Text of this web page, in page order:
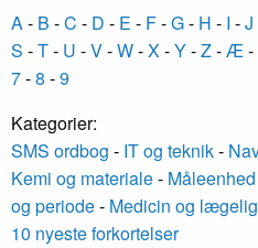
A- B -C - D - E - F-G- H - I -J
S -T- U -V-W-X-Y-Z-Æ-
7-8 -9
Kategorier:
SMS ordbog - IT og teknik-
Kemi og materiale- Måleenhed
og periode- Medicin og
10 nyeste forkortelser